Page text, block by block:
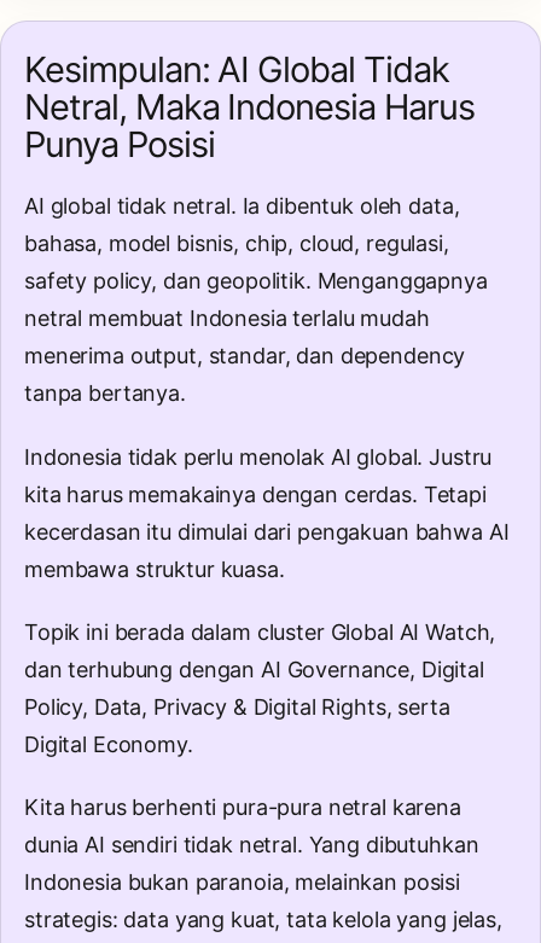
Kesimpulan: AI Global Tidak
Netral, Maka Indonesia Harus
Punya Posisi
AI global tidak netral. Ia dibentuk oleh data,
bahasa, model bisnis, chip, cloud, regulasi,
safety policy, dan geopolitik. Menganggapnya
netral membuat Indonesia terlalu mudah
menerima output, standar, dan dependency
tanpa bertanya.
Indonesia tidak perlu menolak AI global. Justru
kita harus memakainya dengan cerdas. Tetapi
kecerdasan itu dimulai dari pengakuan bahwa AI
membawa struktur kuasa.
Topik ini berada dalam cluster Global AI Watch,
dan terhubung dengan AI Governance, Digital
Policy, Data, Privacy & Digital Rights, serta
Digital Economy.
Kita harus berhenti pura-pura netral karena
dunia AI sendiri tidak netral. Yang dibutuhkan
Indonesia bukan paranoia, melainkan posisi
strategis: data yang kuat, tata kelola yang jelas,